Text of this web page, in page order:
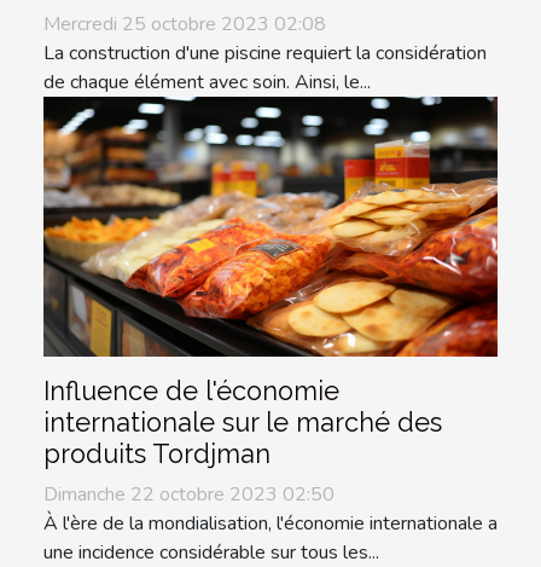
Mercredi 25 octobre 2023 02:08
La construction d'une piscine requiert la considération
de chaque élément avec soin. Ainsi, le...
Influence de l'économie
internationale sur le marché des
produits Tordjman
Dimanche 22 octobre 2023 02:50
À l'ère de la mondialisation, l'économie internationale a
une incidence considérable sur tous les...